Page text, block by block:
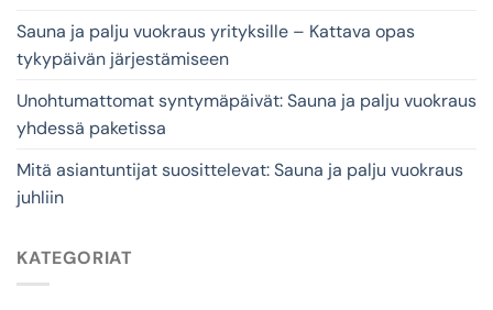
Sauna ja palju vuokraus yrityksille – Kattava opas
tykypäivän järjestämiseen
Unohtumattomat syntymäpäivät: Sauna ja palju vuokraus
yhdessä paketissa
Mitä asiantuntijat suosittelevat: Sauna ja palju vuokraus
juhliin
KATEGORIAT